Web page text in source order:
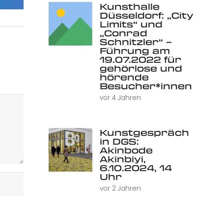
Kunsthalle
Düsseldorf: „City
Limits“ und
„Conrad
Schnitzler“ –
Führung am
19.07.2022 für
gehörlose und
hörende
Besucher*innen
vor 4 Jahren
Kunstgespräch
in DGS:
Akinbode
Akinbiyi,
6.10.2024, 14
Uhr
vor 2 Jahren